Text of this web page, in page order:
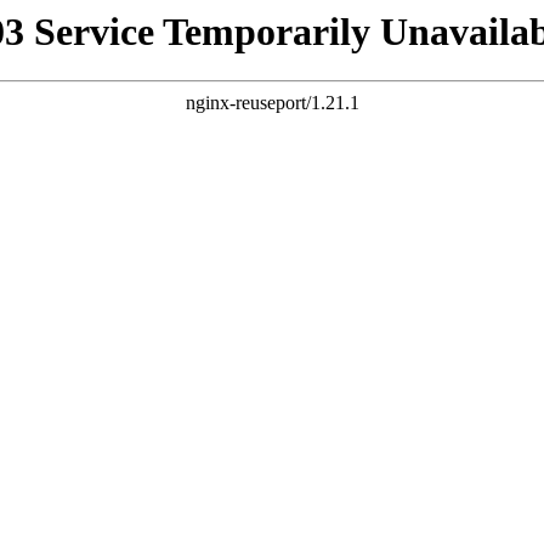
Service Temporarily
nginx-reuseport/1.21.1